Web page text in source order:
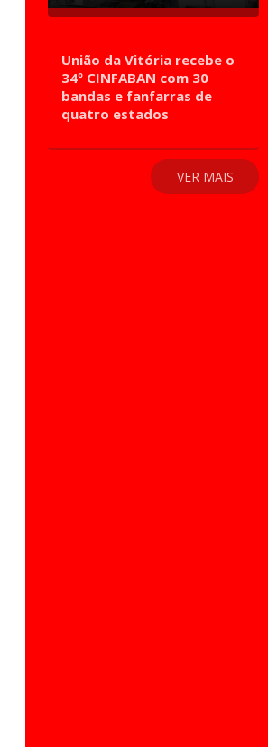
União da Vitória recebe o
34º CINFABAN com 30
bandas e fanfarras de
quatro estados
VER MAIS